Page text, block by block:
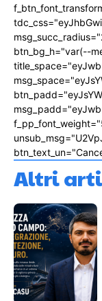
btn_bg_h="var(--
Altri